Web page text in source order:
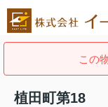
この
植田町第18